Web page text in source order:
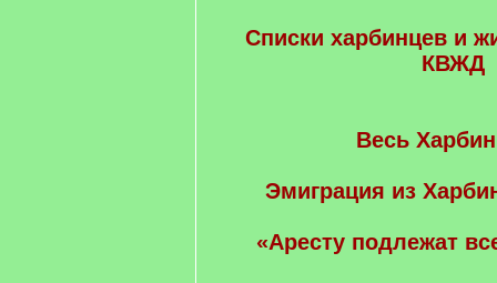
Cписки харбинцев и
КВЖД
Весь
Эмиграция из
«Аресту подлежат